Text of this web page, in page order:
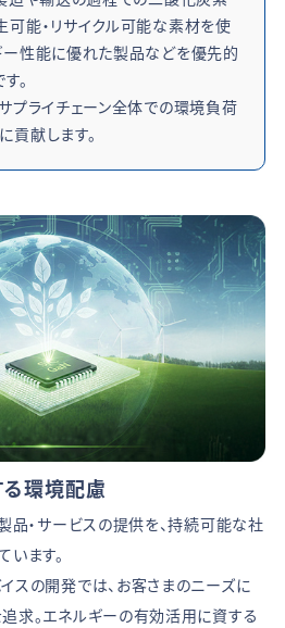
能・リサイクル可能な素材を使
ー性能に優れた製品などを優先的
。
プライチェーン全体での環境負荷
献します。
る環境配慮
品・サービスの提供を、持続可能な社
ます。
スの開発では、お客さまのニーズに
求。エネルギーの有効活用に資する